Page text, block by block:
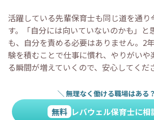
ありますか？
・ 指導を受ける際に必要な心構えや新
何ですか？
・ 保育士1年目の失敗に関する「あるあ
ださい
・まとめ
活躍している先輩保育士も同じ道を通り
す。「自分には向いていないのかも」と
も、自分を責める必要はありません。2年
験を積むことで仕事に慣れ、やりがいや
る瞬間が増えていくので、安心してくだ
＼ 無理なく働ける職場はある？
無料 レバウェル保育士に相